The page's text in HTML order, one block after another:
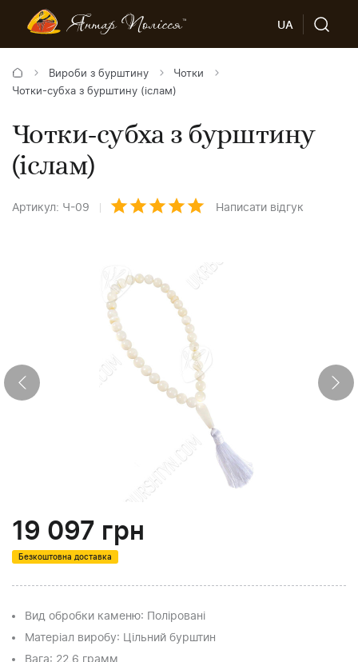
UA
Вироби з бурштину
Чотки
Чотки-субха з бурштину (іслам)
Чотки-субха з бурштину
(іслам)
Артикул: Ч-09 Написати відгук
19 097 грн
Безкоштовна доставка
Вид обробки каменю: Поліровані
Матеріал виробу: Цільний бурштин
Вага: 22.6 грамм